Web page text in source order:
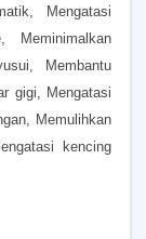
Mengatasi
Meminimalkan
Membantu
gigi, Mengatasi
Memulihkan
kencing